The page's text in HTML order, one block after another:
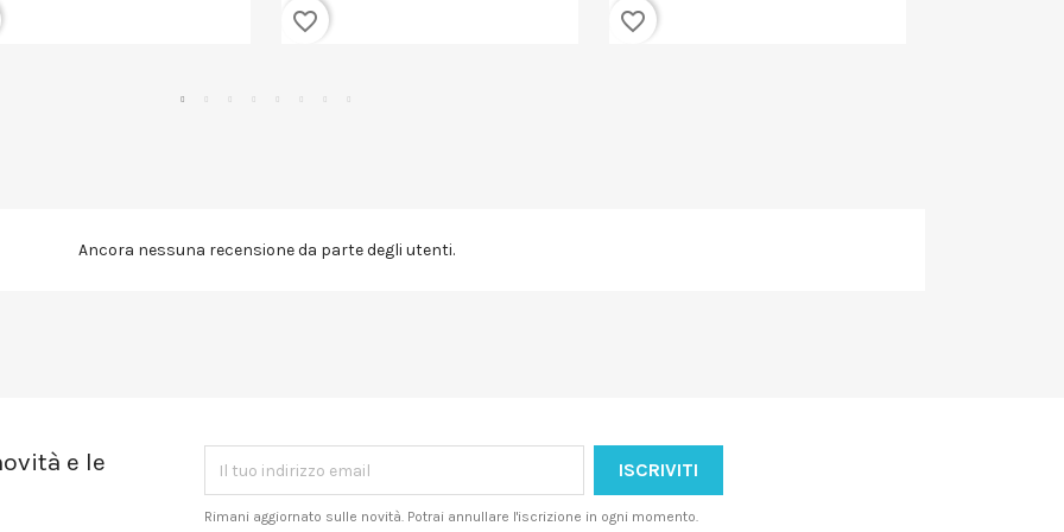
favorite_border favorite_border
Ancora nessuna recensione da parte degli utenti.
e le
Rimani aggiornato sulle novità. Potrai annullare l'iscrizione in ogni momento.